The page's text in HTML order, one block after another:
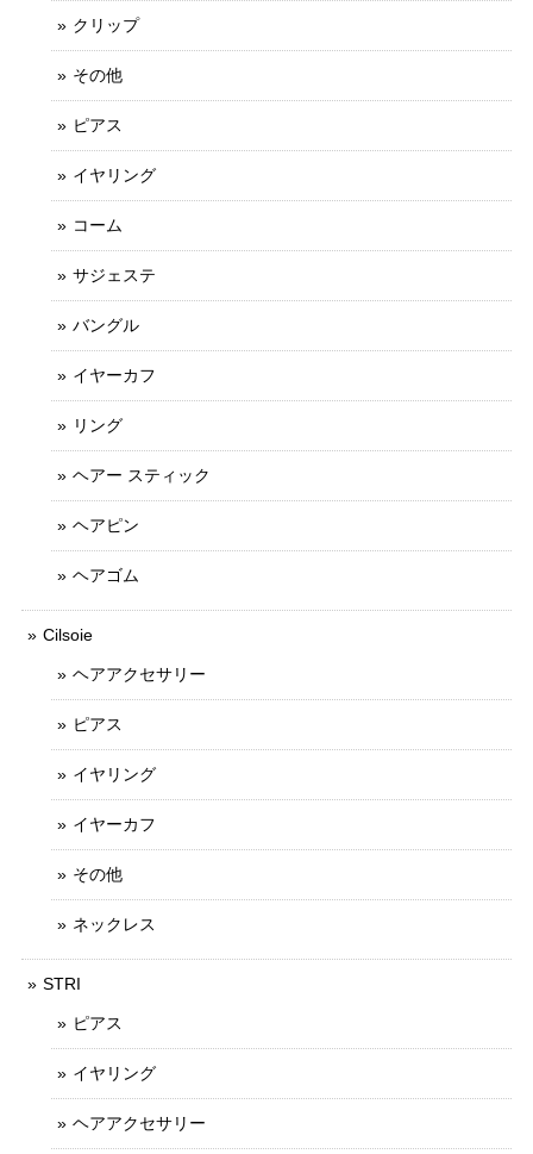
クリップ
その他
ピアス
イヤリング
コーム
サジェステ
バングル
イヤーカフ
リング
ヘアー スティック
ヘアピン
ヘアゴム
Cilsoie
ヘアアクセサリー
ピアス
イヤリング
イヤーカフ
その他
ネックレス
STRI
ピアス
イヤリング
ヘアアクセサリー